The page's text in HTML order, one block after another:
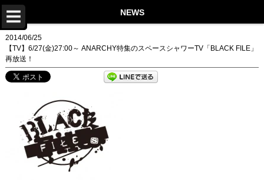
NEWS
2014/06/25
【TV】6/27(金)27:00～ ANARCHY特集のスペースシャワーTV「BLACK FILE」
再放送！
NEWS
LIVE
DISCOGRAPHY
VIDEO
PROFILE
STORE